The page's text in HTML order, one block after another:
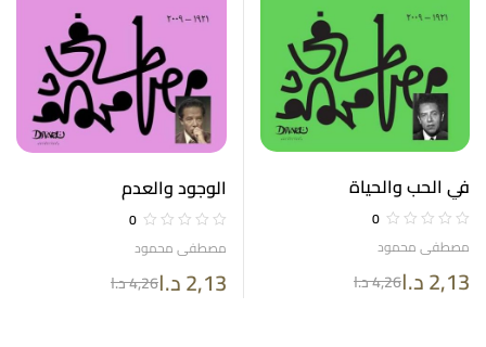
في الحب والحياة
0
مصطفى محمود
4,26د.ا 2,13د.ا
الوجود والعدم
0
مصطفى محمود
4,26د.ا 2,13د.ا